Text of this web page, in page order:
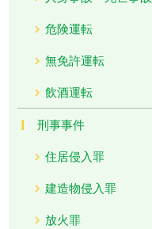
危険運転
無免許運転
飲酒運転
刑事事件
住居侵入罪
建造物侵入罪
放火罪